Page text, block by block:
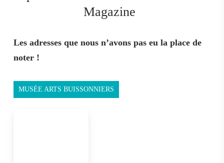
Magazine
Les adresses que nous n’avons pas eu la place de
noter !
MUSÉE ARTS BUISSONNIERS